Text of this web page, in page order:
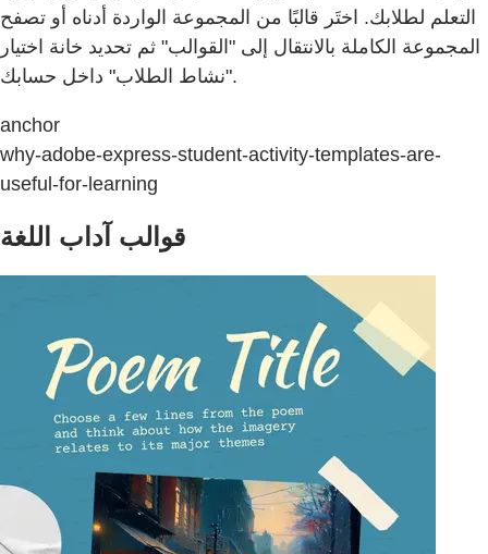
التعلم لطلابك. اختَر قالبًا من المجموعة الواردة أدناه أو تصفح
المجموعة الكاملة بالانتقال إلى "القوالب" ثم تحديد خانة اختيار
"نشاط الطلاب" داخل حسابك.
anchor
why-adobe-express-student-activity-templates-are-
useful-for-learning
قوالب آداب اللغة